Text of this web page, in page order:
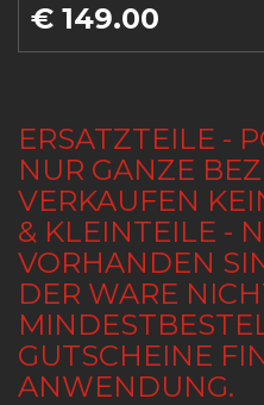
€ 149.00
ERSATZTEILE -
NUR GANZE
VERKAUFEN
& KLEINTEILE -
VORHANDEN
DER WARE
GUTSCHEINE
ANWENDUNG.